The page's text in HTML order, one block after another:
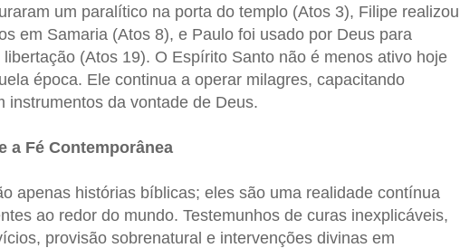
um paralítico na porta do templo (Atos 3), Filipe realizou
em Samaria (Atos 8), e Paulo foi usado por Deus para
(Atos 19). O Espírito Santo não é menos ativo hoje
época. Ele continua a operar milagres, capacitando
instrumentos da vontade de Deus.
a Fé Contemporânea
apenas histórias bíblicas; eles são uma realidade contínua
ao redor do mundo. Testemunhos de curas inexplicáveis,
provisão sobrenatural e intervenções divinas em